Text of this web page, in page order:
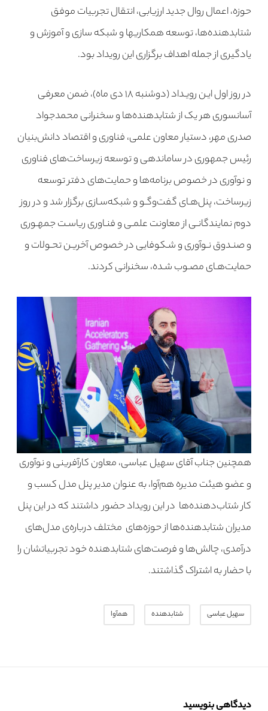
حوزه، اعمال روال جدید ارزیابی، انتقال تجربیات موفق
شتابدهنده‌ها، توسعه همکاری‎ها و شبکه سازی و آموزش و
یادگیری از جمله اهداف برگزاری این رویداد بود.
در روز اول ایـن رویـداد (دوشنبه ۱۸ دی ماه)، ضمن معرفی
آسانسوری هر یک از شتابدهنده‌ها و سخنرانی محمدجواد
صدری مهر، دستیار معاون علمی، فناوری و اقتصاد دانش‌بنیان
رئیس جمهوری در ساماندهی و توسعه زیرساخت‌های فناوری
و نوآوری در خصوص برنامه‌ها و حمایت‌های دفتر توسعه
زیرساخت، پنل‌هـای گفت‌وگـو و شبکه‌سـازی برگزار شد و در روز
دوم نمایندگانـی از معاونت علمـی و فنـاوری ریاسـت جمهـوری
و صنـدوق نـوآوری و شـکوفایی در خصوص آخریـن تحـولات و
حمایت‌هـای مصـوب شـده، سخنرانی کردند.
همچنین جناب آقای سهیل عباسی، معاون کارآفرینی و نوآوری
و عضو هیئت مدیره هم‌آوا، به عنوان مدیر پنل مدل کسب و
کار شتاب‌دهنده‌ها در این رویداد حضور داشتند که در این پنل
مدیران شتابدهنده‌ها از حوزه‌های مختلف درباره‌ی مدل‌های
درآمدی، چالش‌ها و فرصت‌های شتابدهنده خود تجربیاتشان را
با حضار به اشتراک گذاشتند.
سهیل عباسی شتابدهنده همآوا
دیدگاهی بنویسید